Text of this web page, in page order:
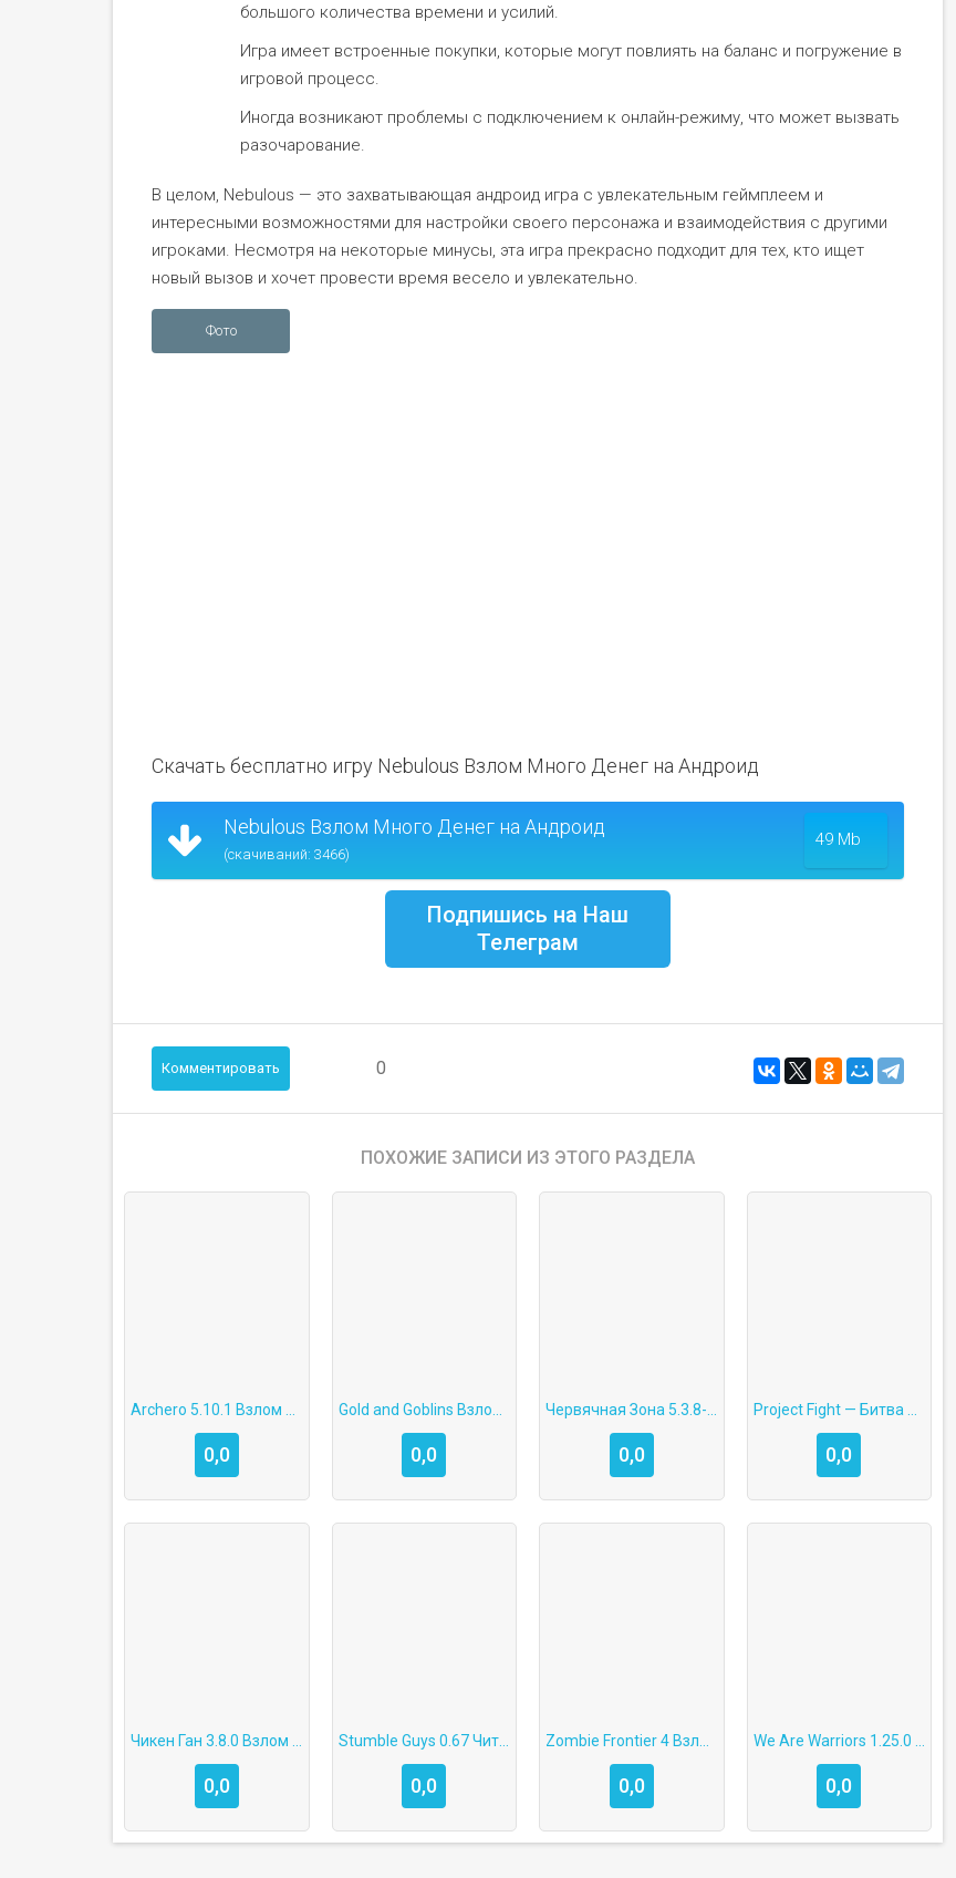
большого количества времени и усилий.
Игра имеет встроенные покупки, которые могут повлиять на баланс и погружение в
игровой процесс.
Иногда возникают проблемы с подключением к онлайн-режиму, что может вызвать
разочарование.
В целом, Nebulous — это захватывающая андроид игра с увлекательным геймплеем и
интересными возможностями для настройки своего персонажа и взаимодействия с другими
игроками. Несмотря на некоторые минусы, эта игра прекрасно подходит для тех, кто ищет
новый вызов и хочет провести время весело и увлекательно.
Фото
Скачать бесплатно игру Nebulous Взлом Много Денег на Андроид
Nebulous Взлом Много Денег на Андроид
(скачиваний: 3466)
49 Mb
Подпишись на Наш
Телеграм
Комментировать 0
ПОХОЖИЕ ЗАПИСИ ИЗ ЭТОГО РАЗДЕЛА
0,0 0,0 0,0 0,0
0,0
Stumble Guys 0.67 Читы на Андроид (Взлом Много Денег и Гемов)
0,0 0,0 0,0